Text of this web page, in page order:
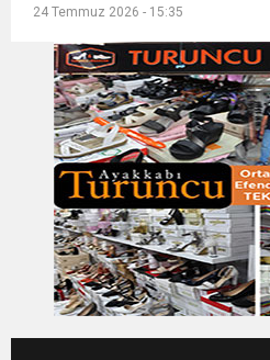
24 Temmuz 2026 - 15:35